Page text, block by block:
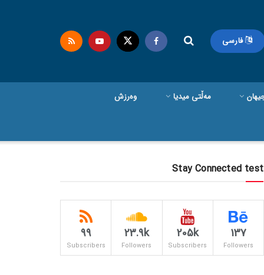
فارسی
مەڵتی میدیا وەرزش
Stay Connected test
137
Followers
205k
Subscribers
23.9k
Followers
99
Subscribers